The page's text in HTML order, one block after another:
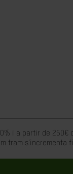
a partir de 250€
tram s'incrementa